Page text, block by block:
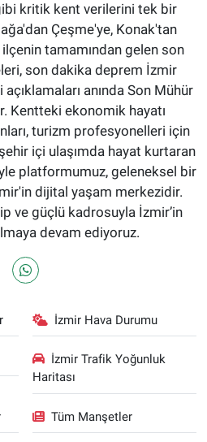
kritik kent verilerini tek bir
Çeşme'ye, Konak'tan
tamamından gelen son
son dakika deprem İzmir
anında Son Mühür
Kentteki ekonomik hayatı
turizm profesyonelleri için
içi ulaşımda hayat kurtaran
platformumuz, geleneksel bir
dijital yaşam merkezidir.
ve güçlü kadrosuyla İzmir’in
devam ediyoruz.
İzmir Hava Durumu
İzmir Trafik Yoğunluk
Haritası
Tüm Manşetler